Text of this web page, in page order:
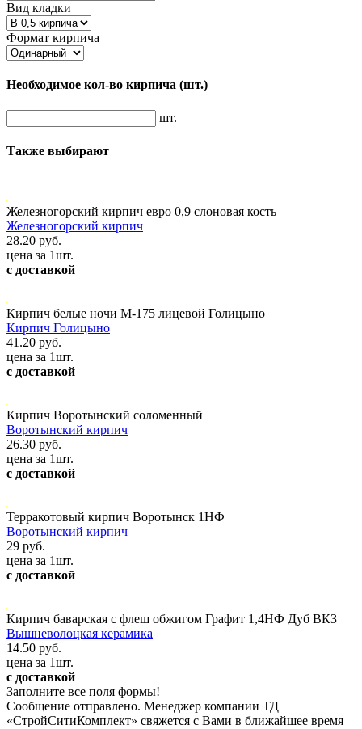
Вид кладки
Формат кирпича
Необходимое кол-во кирпича (шт.)
шт.
Также выбирают
Железногорский кирпич евро 0,9 слоновая кость
Железногорский кирпич
28.20 руб.
цена за 1шт.
с доставкой
Кирпич белые ночи М-175 лицевой Голицыно
Кирпич Голицыно
41.20 руб.
цена за 1шт.
с доставкой
Кирпич Воротынский соломенный
Воротынский кирпич
26.30 руб.
цена за 1шт.
с доставкой
Терракотовый кирпич Воротынск 1НФ
Воротынский кирпич
29 руб.
цена за 1шт.
с доставкой
Кирпич баварская с флеш обжигом Графит 1,4НФ Дуб ВКЗ
Вышневолоцкая керамика
14.50 руб.
цена за 1шт.
с доставкой
Заполните все поля формы!
Сообщение отправлено. Менеджер компании ТД
«СтройСитиКомплект» свяжется с Вами в ближайшее время